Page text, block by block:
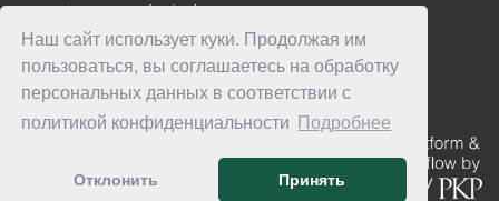
Наш сайт использует куки. Продолжая им
пользоваться, вы соглашаетесь на обработку
персональных данных в соответствии с
политикой конфиденциальности
Подробнее
Отклонить Принять
ISSN 2949-4915 (Online)